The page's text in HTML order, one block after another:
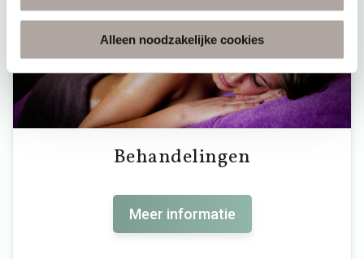
Alleen noodzakelijke cookies
Behandelingen
Meer informatie